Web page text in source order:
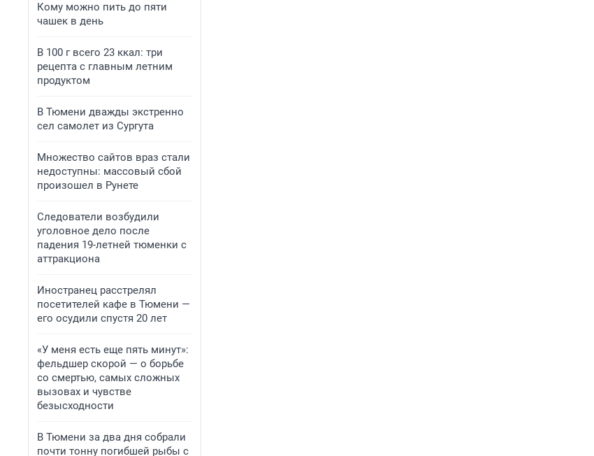
Кому можно пить до пяти
чашек в день
В 100 г всего 23 ккал: три
рецепта с главным летним
продуктом
В Тюмени дважды экстренно
сел самолет из Сургута
Множество сайтов враз стали
недоступны: массовый сбой
произошел в Рунете
Следователи возбудили
уголовное дело после
падения 19-летней тюменки с
аттракциона
Иностранец расстрелял
посетителей кафе в Тюмени —
его осудили спустя 20 лет
«У меня есть еще пять минут»:
фельдшер скорой — о борьбе
со смертью, самых сложных
вызовах и чувстве
безысходности
В Тюмени за два дня собрали
почти тонну погибшей рыбы с